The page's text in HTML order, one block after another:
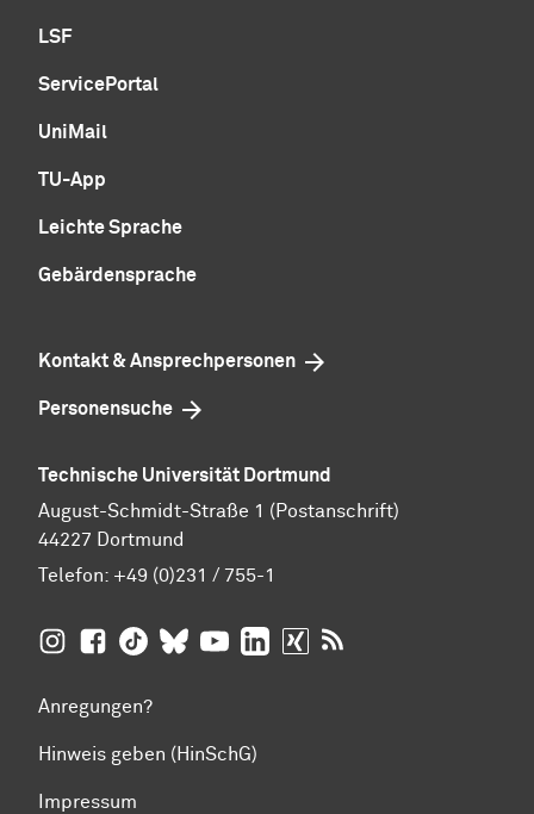
LSF
ServicePortal
UniMail
TU-App
Leichte Sprache
Gebärdensprache
Kontakt & Ansprechpersonen
Personensuche
Technische Universität Dortmund
August-Schmidt-Straße 1 (Postanschrift)
44227 Dortmund
Telefon: +49 (0)231 / 755-1
TU Dortmund auf Insta­gram
TU Dortmund auf Facebook
TU Dortmund auf TikTok
TU Dortmund auf BlueSky
TU Dortmund auf YouTube
TU Dortmund auf LinkedIn
TU Dortmund auf XING
Anregungen?
Hinweis geben (HinSchG)
Impressum